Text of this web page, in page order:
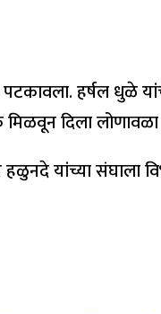
पटकावला. हर्षल
मिळवून दिला
यांच्या संघाला